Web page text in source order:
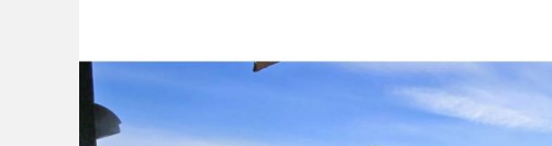
Modificar
Técnicas y